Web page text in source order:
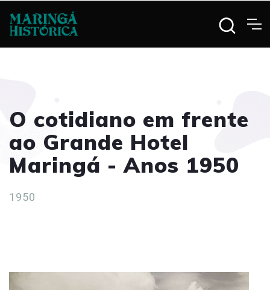
O cotidiano em frente
ao Grande Hotel
Maringá - Anos 1950
1950